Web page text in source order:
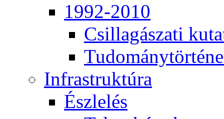
1992-2010
Csil­la­gá­sza­ti
Inf­ra­struk­tú­ra
Ész­le­lés